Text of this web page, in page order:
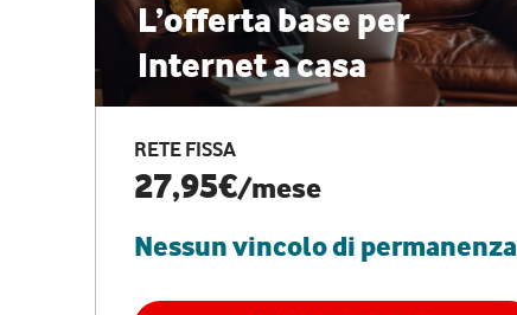
L’offerta base per
Internet a casa
RETE FISSA
27,95€/mese
Nessun vincolo di permanenza